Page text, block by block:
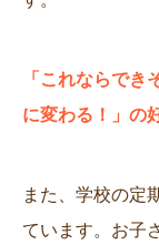
「これならで
に変わる！」の
また、学校の定
ています。お子